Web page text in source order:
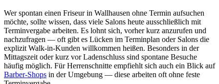
Wer spontan einen Friseur in Wallhausen ohne Termin aufsuchen
möchte, sollte wissen, dass viele Salons heute ausschließlich mit
Terminvergabe arbeiten. Es lohnt sich, vorher kurz anzurufen und
nachzufragen — oft gibt es Lücken im Terminplan oder Salons die
explizit Walk-in-Kunden willkommen heißen. Besonders in der
Mittagszeit oder kurz vor Ladenschluss sind spontane Besuche
häufig möglich. Für Herrenschnitte empfiehlt sich auch ein Blick auf
Barber-Shops in der Umgebung — diese arbeiten oft ohne feste